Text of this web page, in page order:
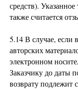
средств). Указанное
также считается
5.14 В случае, если
авторских
электронном
Заказчику до даты
возврату подлежит